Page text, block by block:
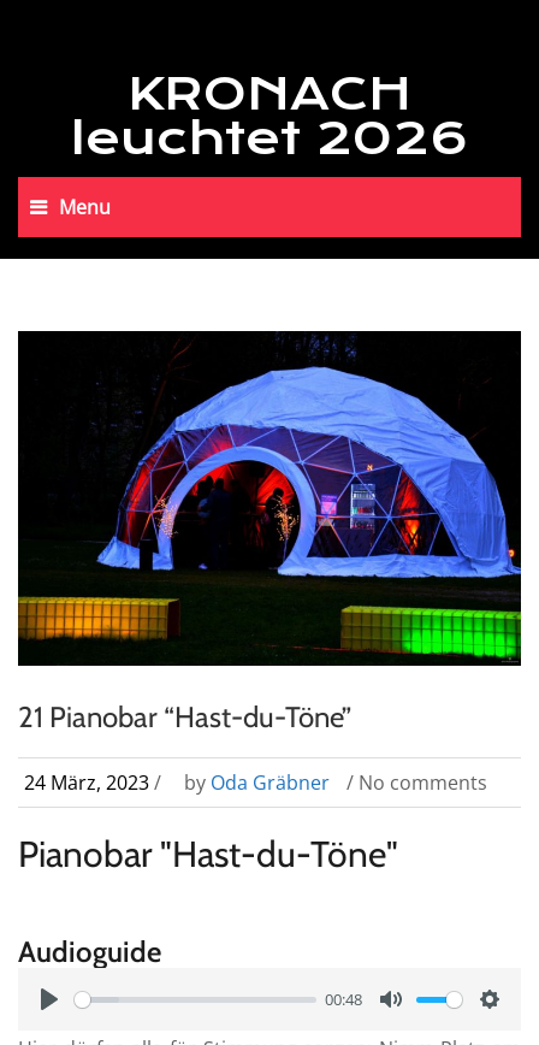
KRONACH
leuchtet 2026
Menu
21 Pianobar “Hast-du-Töne”
24 März, 2023/ by Oda Gräbner / No comments
Pianobar "Hast-du-Töne"
Audioguide
00:48